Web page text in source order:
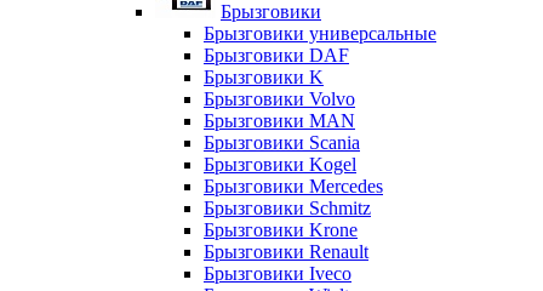
Брызговики
Брызговики универсальные
Брызговики DAF
Брызговики K
Брызговики Volvo
Брызговики MAN
Брызговики Scania
Брызговики Kogel
Брызговики Mercedes
Брызговики Schmitz
Брызговики Krone
Брызговики Renault
Брызговики Iveco